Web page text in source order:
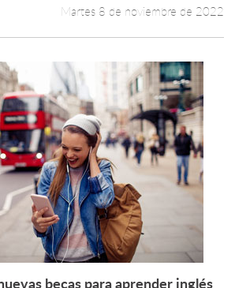
Martes 8 de noviembre de 2022
becas para aprender inglés